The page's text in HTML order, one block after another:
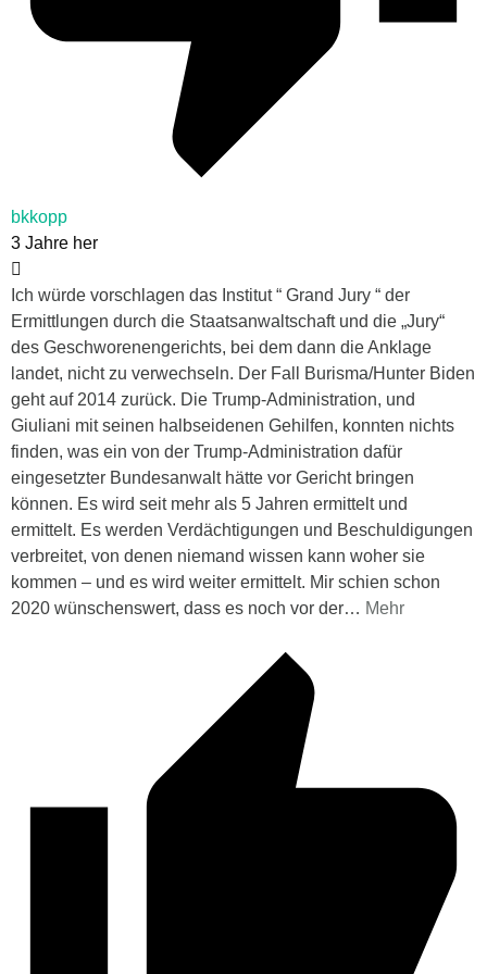
bkkopp
3 Jahre her
Ich würde vorschlagen das Institut “ Grand Jury “ der
Ermittlungen durch die Staatsanwaltschaft und die „Jury“
des Geschworenengerichts, bei dem dann die Anklage
landet, nicht zu verwechseln. Der Fall Burisma/Hunter Biden
geht auf 2014 zurück. Die Trump-Administration, und
Giuliani mit seinen halbseidenen Gehilfen, konnten nichts
finden, was ein von der Trump-Administration dafür
eingesetzter Bundesanwalt hätte vor Gericht bringen
können. Es wird seit mehr als 5 Jahren ermittelt und
ermittelt. Es werden Verdächtigungen und Beschuldigungen
verbreitet, von denen niemand wissen kann woher sie
kommen – und es wird weiter ermittelt. Mir schien schon
2020 wünschenswert, dass es noch vor der… Mehr